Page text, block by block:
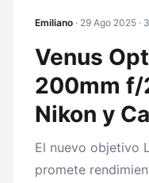
Emiliano · 29 Ago 2025 ·
Venus
200mm f/
Nikon y
El nuevo objetivo
promete